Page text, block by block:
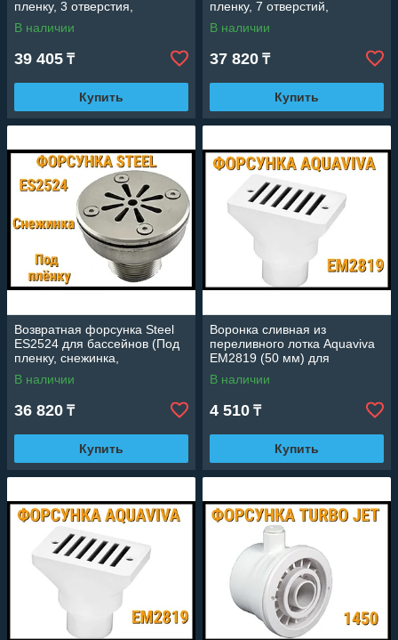
пленку, 3 отверстия,
нержавеющая сталь)
В наличии
39 405 ₸
Купить
пленку, 7 отверстий,
нержавеющая сталь)
В наличии
37 820 ₸
Купить
Возвратная форсунка Steel
ES2524 для бассейнов (Под
пленку, снежинка,
нержавеющая сталь)
В наличии
36 820 ₸
Купить
Воронка сливная из
переливного лотка Aquaviva
EM2819 (50 мм) для
бассейнов
В наличии
4 510 ₸
Купить